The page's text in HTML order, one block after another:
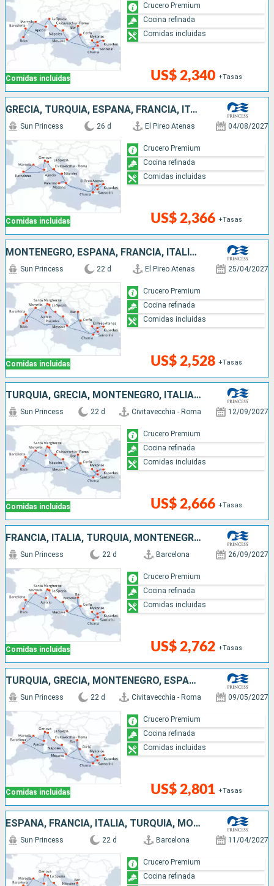
Comidas incluidas US$ 2,340 +Tasas
Crucero Premium
Cocina refinada
Comidas incluidas
GRECIA, TURQUÍA, ESPAÑA, FRANCIA, ITALIA
Comidas incluidas
Sun Princess 26 d El Pireo Atenas 04/08/2027
US$ 2,366 +Tasas
Crucero Premium
Cocina refinada
Comidas incluidas
MONTENEGRO, ESPAÑA, FRANCIA, ITALIA, GRECIA, TURQUÍA
Comidas incluidas
Sun Princess 22 d El Pireo Atenas 25/04/2027
US$ 2,528 +Tasas
Crucero Premium
Cocina refinada
Comidas incluidas
TURQUÍA, GRECIA, MONTENEGRO, ITALIA, ESPAÑA, FRANCIA
Comidas incluidas
Sun Princess 22 d Civitavecchia - Roma 12/09/2027
US$ 2,666 +Tasas
Crucero Premium
Cocina refinada
Comidas incluidas
FRANCIA, ITALIA, TURQUÍA, MONTENEGRO, GRECIA, ESPAÑA
Comidas incluidas
Sun Princess 22 d Barcelona 26/09/2027
US$ 2,762 +Tasas
Crucero Premium
Cocina refinada
Comidas incluidas
TURQUÍA, GRECIA, MONTENEGRO, ESPAÑA, FRANCIA, ITALIA
Comidas incluidas
Sun Princess 22 d Civitavecchia - Roma 09/05/2027
US$ 2,801 +Tasas
Crucero Premium
Cocina refinada
Comidas incluidas
ESPAÑA, FRANCIA, ITALIA, TURQUÍA, MONTENEGRO, GRECIA
Sun Princess 22 d Barcelona 11/04/2027
Crucero Premium
Cocina refinada